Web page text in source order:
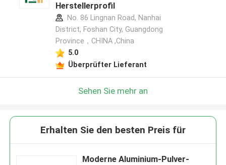
Herstellerprofil
No. 86 Lingnan Road, Nanhai
District, Foshan City, Guangdong
Province，CHINA ,China
5.0
Überprüfter Lieferant
Sehen Sie mehr an
Erhalten Sie den besten Preis für
Moderne Aluminium-Pulver-